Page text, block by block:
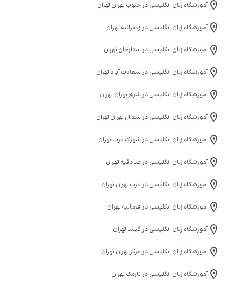
آموزشگاه زبان انگلیسی در جنوب تهران تهران
آموزشگاه زبان انگلیسی در زعفرانیه تهران
آموزشگاه زبان انگلیسی در ستارخان تهران
آموزشگاه زبان انگلیسی در سعادت آباد تهران
آموزشگاه زبان انگلیسی در شرق تهران تهران
آموزشگاه زبان انگلیسی در شمال تهران تهران
آموزشگاه زبان انگلیسی در شهرک غرب تهران
آموزشگاه زبان انگلیسی در صادقیه تهران
آموزشگاه زبان انگلیسی در غرب تهران تهران
آموزشگاه زبان انگلیسی در فرمانیه تهران
آموزشگاه زبان انگلیسی در گیشا تهران
آموزشگاه زبان انگلیسی در مرکز تهران تهران
آموزشگاه زبان انگلیسی در نارمک تهران